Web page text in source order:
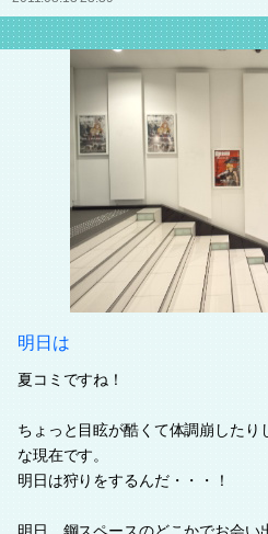
明日は
夏コミですね！
ちょっと目眩が酷くて体調崩したり
な現在です。
明日は狩りをするんだ・・・！